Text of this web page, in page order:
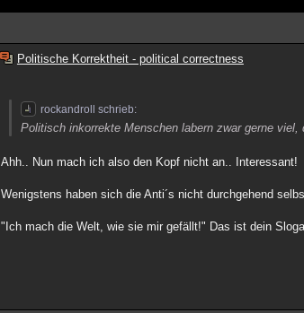
Politische Korrektheit - political correctness
rockandroll schrieb:
Politisch inkorrekte Menschen labern zwar gerne
Ahh.. Nun mach ich also den Kopf nicht an.. Interessant!
Wenigstens haben sich die Anti´s nicht durchgehend
"Ich mach die Welt, wie sie mir gefällt!" Das ist dein